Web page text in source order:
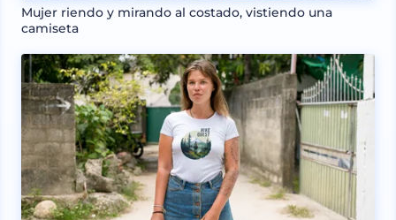
Mujer riendo y mirando al costado, vistiendo una
camiseta